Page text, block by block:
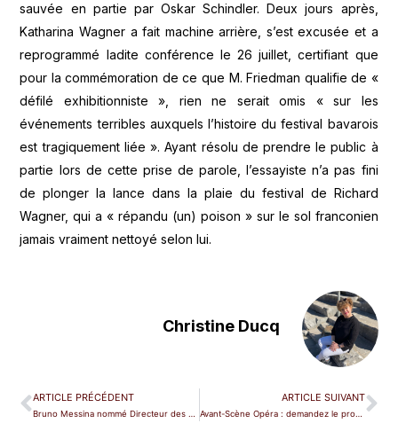
sauvée en partie par Oskar Schindler. Deux jours après,
Katharina Wagner a fait machine arrière, s’est excusée et a
reprogrammé ladite conférence le 26 juillet, certifiant que
pour la commémoration de ce que M. Friedman qualifie de «
défilé exhibitionniste », rien ne serait omis « sur les
événements terribles auxquels l’histoire du festival bavarois
est tragiquement liée ». Ayant résolu de prendre le public à
partie lors de cette prise de parole, l’essayiste n’a pas fini
de plonger la lance dans la plaie du festival de Richard
Wagner, qui a « répandu (un) poison » sur le sol franconien
jamais vraiment nettoyé selon lui.
Christine Ducq
ARTICLE PRÉCÉDENT ARTICLE SUIVANT
Avant-Scène Opéra : demandez le programme !